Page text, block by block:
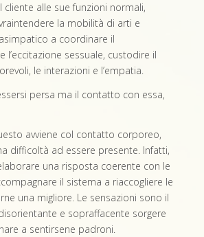
alle sue funzioni normali,
la mobilità di arti e
a coordinare il
sessuale, custodire il
le interazioni e l’empatia.
persa ma il contatto con essa,
avviene col contatto corporeo,
difficoltà ad essere presente. Infatti,
una risposta coerente con le
il sistema a riaccogliere le
una migliore. Le sensazioni sono il
e sopraffacente sorgere
a sentirsene padroni.